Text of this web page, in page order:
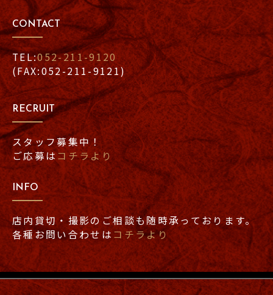
CONTACT
TEL:052-211-9120
(FAX:052-211-9121)
RECRUIT
スタッフ募集中！
ご応募はコチラより
INFO
店内貸切・撮影のご相談も随時承っております。
各種お問い合わせはコチラより